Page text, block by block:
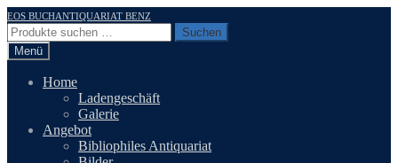
Zur
Navigation
springen
Zum
Inhalt
springen
EOS BUCHANTIQUARIAT BENZ
Suchen
nach:
Suchen
Menü
Home
Ladengeschäft
Galerie
Angebot
Bibliophiles Antiquariat